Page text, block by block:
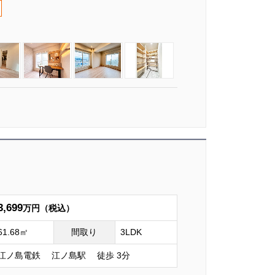
万円（税込）
㎡ 間取り 3LDK
ノ島電鉄 江ノ島駅 徒歩 3分